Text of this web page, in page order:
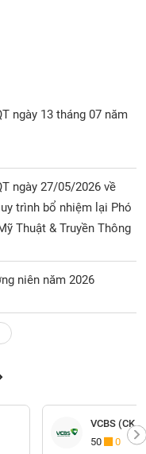
ngày 13 tháng 07 năm
ngày 27/05/2026 về
trình bổ nhiệm lại Phó
Thuật & Truyền Thông
niên năm 2026
VCBS (CK
50
0